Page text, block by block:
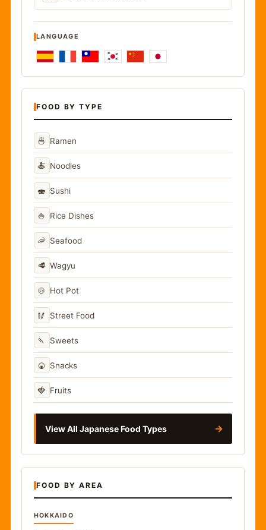
LANGUAGE
FOOD BY TYPE
🍜 Ramen
🍝 Noodles
🍣 Sushi
🍚 Rice Dishes
🦐 Seafood
🥩 Wagyu
🍲 Hot Pot
🥢 Street Food
🍡 Sweets
🍘 Snacks
🍓 Fruits
View All Japanese Food Types →
FOOD BY AREA
HOKKAIDO